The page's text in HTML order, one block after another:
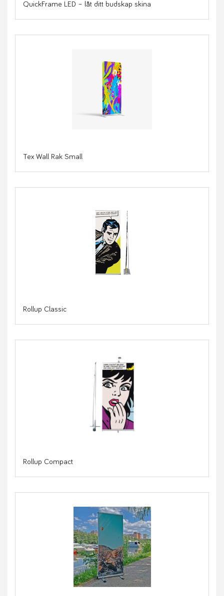
QuickFrame LED – låt ditt budskap skina
Tex Wall Rak Small
Rollup Classic
Rollup Compact